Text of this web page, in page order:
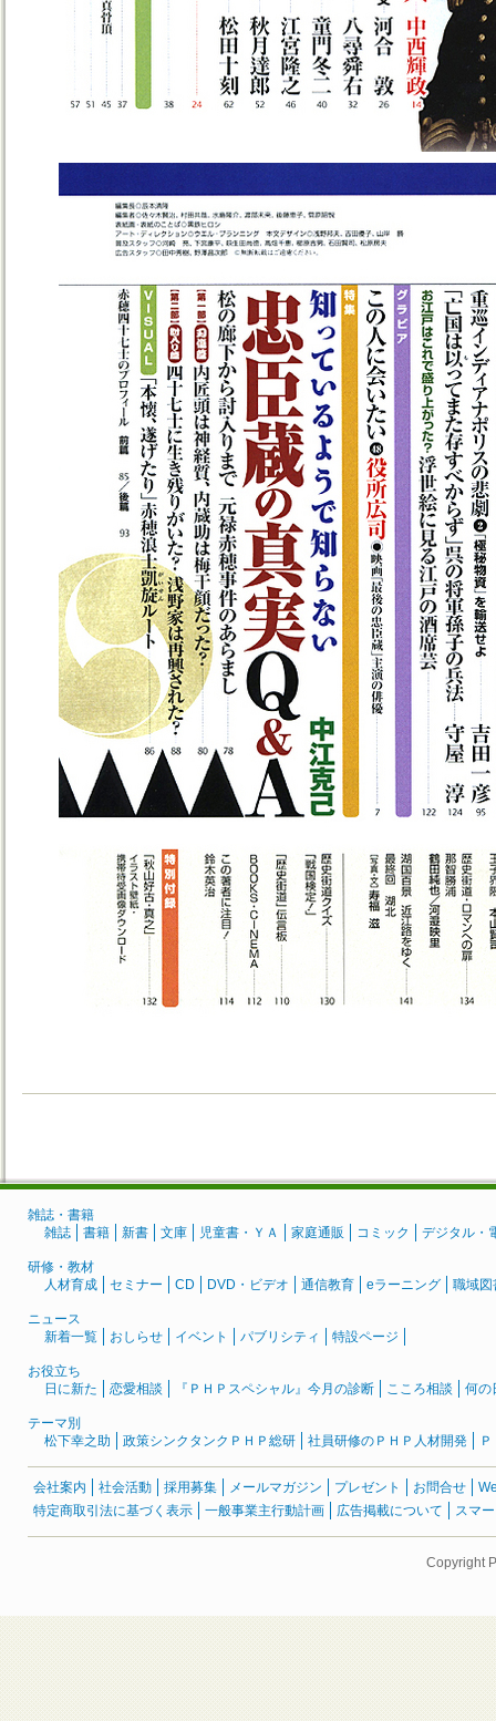
雑誌・書籍
雑誌
書籍 新書 文庫 児童書・ＹＡ 家庭通販 コミック デジタル・
研修・教材
人材育成
セミナー CD DVD・ビデオ 通信教育 eラーニング 職域図
ニュース
新着一覧
おしらせ イベント パブリシティ 特設ページ
お役立ち
日に新た
恋愛相談 『ＰＨＰスペシャル』今月の診断 こころ相談 何の
テーマ別
松下幸之助
政策シンクタンクＰＨＰ総研 社員研修のＰＨＰ人材開発
会社案内 社会活動 採用募集 メールマガジン プレゼント お問合せ
特定商取引法に基づく表示
一般事業主行動計画 広告掲載について スマ
Copyright